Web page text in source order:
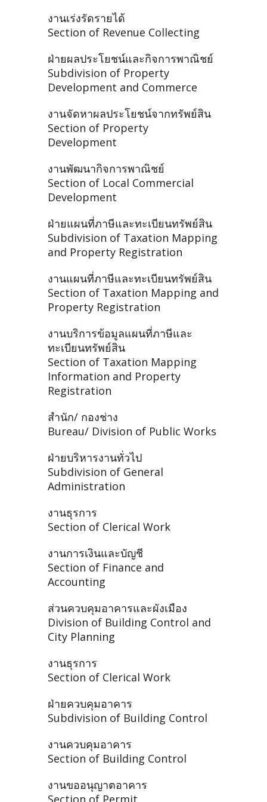
งานเร่งรัดรายได้
Section of Revenue Collecting
ฝ่ายผลประโยชน์และกิจการพาณิชย์
Subdivision of Property
Development and Commerce
งานจัดหาผลประโยชน์จากทรัพย์สิน
Section of Property
Development
งานพัฒนากิจการพาณิชย์
Section of Local Commercial
Development
ฝ่ายแผนที่ภาษีและทะเบียนทรัพย์สิน
Subdivision of Taxation Mapping
and Property Registration
งานแผนที่ภาษีและทะเบียนทรัพย์สิน
Section of Taxation Mapping and
Property Registration
งานบริการข้อมูลแผนที่ภาษีและ
ทะเบียนทรัพย์สิน
Section of Taxation Mapping
Information and Property
Registration
สำนัก/ กองช่าง
Bureau/ Division of Public Works
ฝ่ายบริหารงานทั่วไป
Subdivision of General
Administration
งานธุรการ
Section of Clerical Work
งานการเงินและบัญชี
Section of Finance and
Accounting
ส่วนควบคุมอาคารและผังเมือง
Division of Building Control and
City Planning
งานธุรการ
Section of Clerical Work
ฝ่ายควบคุมอาคาร
Subdivision of Building Control
งานควบคุมอาคาร
Section of Building Control
งานขออนุญาตอาคาร